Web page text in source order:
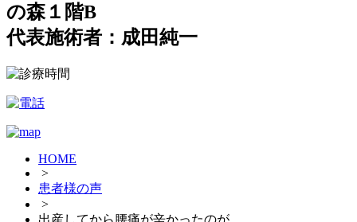
の森１階B
代表施術者：成田純一
HOME
>
患者様の声
>